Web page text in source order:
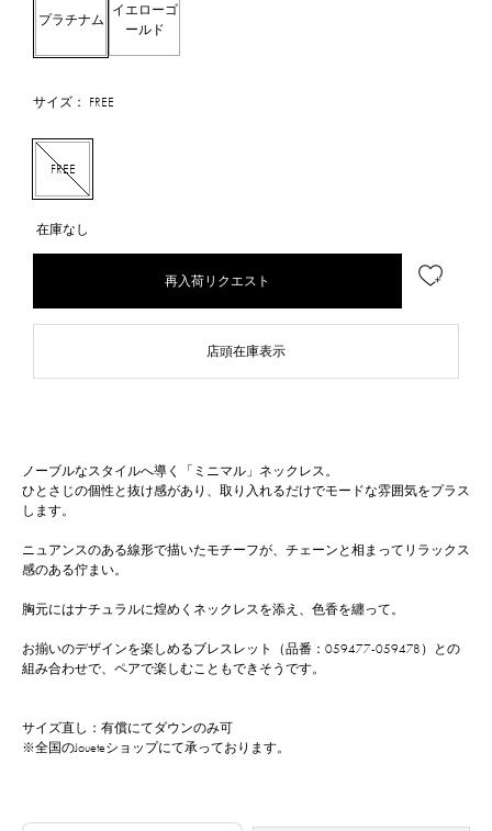
プラチナム
イエローゴ
ールド
サイズ： FREE
FREE
在庫なし
再入荷リクエスト
店頭在庫表示
ノーブルなスタイルへ導く「ミニマル」ネックレス。
ひとさじの個性と抜け感があり、取り入れるだけでモードな雰囲気をプラス
します。
ニュアンスのある線形で描いたモチーフが、チェーンと相まってリラックス
感のある佇まい。
胸元にはナチュラルに煌めくネックレスを添え、色香を纏って。
お揃いのデザインを楽しめるブレスレット（品番：059477-059478）との
組み合わせで、ペアで楽しむこともできそうです。
サイズ直し：有償にてダウンのみ可
※全国のJoueteショップにて承っております。